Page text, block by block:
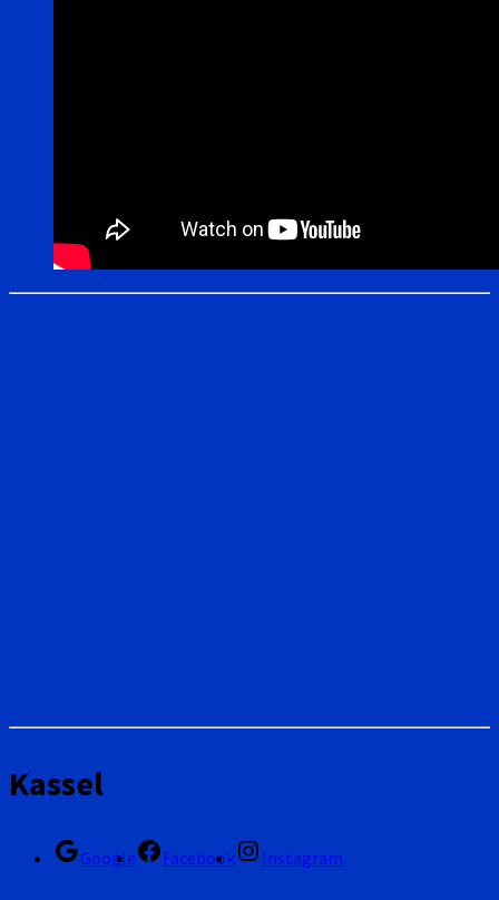
Kassel
Google Facebook Instagram